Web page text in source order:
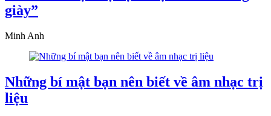
giày”
Minh Anh
Những bí mật bạn nên biết về âm nhạc trị
liệu